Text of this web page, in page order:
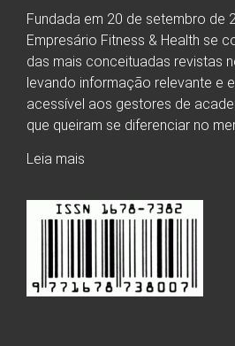
Fundada em 20 de setembro de
Empresário Fitness & Health se
das mais conceituadas revistas
levando informação relevante e
acessível aos gestores de
que queiram se diferenciar no
Leia mais